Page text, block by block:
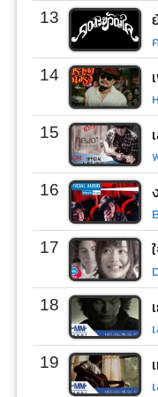
13
14
15
16
17
18
19